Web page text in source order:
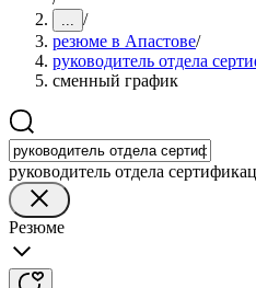
... /
резюме в Апастове/
руководитель отдела
сменный график
руководитель отдела
Резюме